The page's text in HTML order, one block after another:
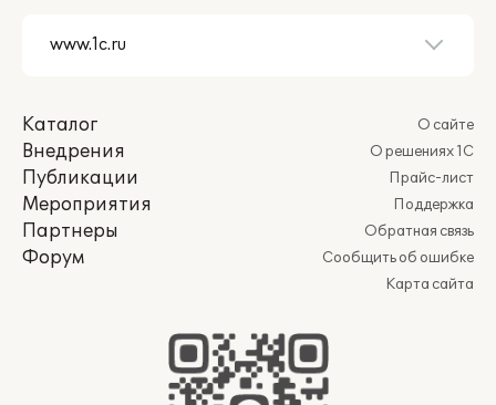
Каталог
Внедрения
Публикации
Мероприятия
Партнеры
Форум
О сайте
О решениях 1С
Прайс-лист
Поддержка
Обратная связь
Сообщить об ошибке
Карта сайта